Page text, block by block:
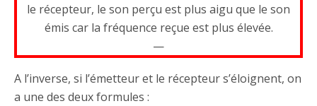
le récepteur, le son perçu est plus aigu que le son
émis car la fréquence reçue est plus élevée.
—
A l’inverse, si l’émetteur et le récepteur s’éloignent, on
a une des deux formules :